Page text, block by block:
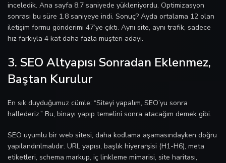
inceledik. Ana sayfa 8.7 saniyede yükleniyordu. Optimizasyon
sonrası bu süre 1.8 saniyeye indi. Sonuç? Ayda ortalama 12 olan
iletişim formu gönderimi 47’ye çıktı. Aynı site, aynı trafik, sadece
hız farkıyla 4 kat daha fazla müşteri adayı.
3. SEO Altyapısı Sonradan Eklenmez,
Baştan Kurulur
En sık duyduğumuz cümle: “Siteyi yapalım, SEO’yu sonra
hallederiz.” Bu, binayı yapıp temelini sonra atacağım demek gibi.
SEO uyumlu bir web sitesi, daha kodlama aşamasındayken doğru
yapılandırılmalıdır. URL yapısı, başlık hiyerarşisi (H1-H6), meta
etiketleri, schema markup, iç linkleme mimarisi, site haritası,